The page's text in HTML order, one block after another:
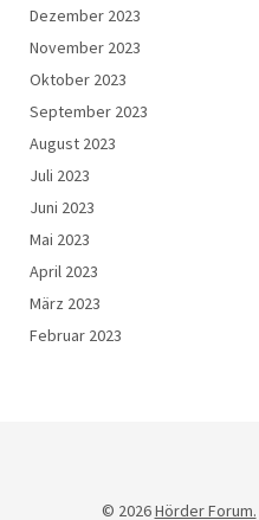
Dezember 2023
November 2023
Oktober 2023
September 2023
August 2023
Juli 2023
Juni 2023
Mai 2023
April 2023
März 2023
Februar 2023
© 2026Hörder Forum.